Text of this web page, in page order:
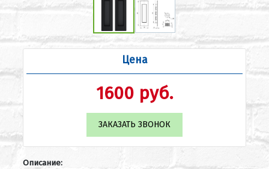
Цена
1600 руб.
ЗАКАЗАТЬ ЗВОНОК
Описание: